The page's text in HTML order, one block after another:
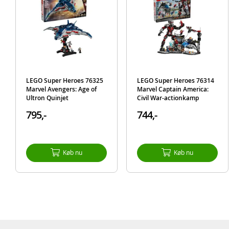
LEGO Super Heroes 76325
Marvel Avengers: Age of
Ultron Quinjet
795,-
Køb nu
LEGO Super Heroes 76314
Marvel Captain America:
Civil War-actionkamp
744,-
Køb nu